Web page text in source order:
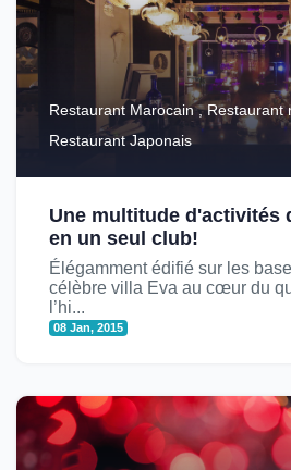
Restaurant Marocain , Restaurant
Restaurant Japonais
Une multitude d'activités
en un seul club!
Élégamment édifié sur les
célèbre villa Eva au cœur du
l’hi...
08 Jan, 2015